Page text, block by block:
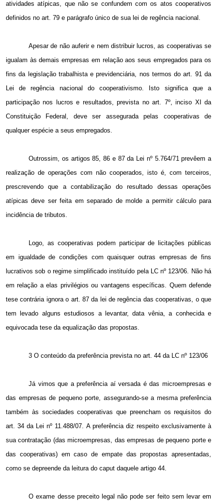
atividades atípicas, que não se confundem com os atos cooperativos
definidos no art. 79 e parágrafo único de sua lei de regência nacional.
Apesar de não auferir e nem distribuir lucros, as cooperativas se
igualam às demais empresas em relação aos seus empregados para os
fins da legislação trabalhista e previdenciária, nos termos do art. 91 da
Lei de regência nacional do cooperativismo. Isto significa que a
participação nos lucros e resultados, prevista no art. 7º, inciso XI da
Constituição Federal, deve ser assegurada pelas cooperativas de
qualquer espécie a seus empregados.
Outrossim, os artigos 85, 86 e 87 da Lei nº 5.764/71 prevêem a
realização de operações com não cooperados, isto é, com terceiros,
prescrevendo que a contabilização do resultado dessas operações
atípicas deve ser feita em separado de molde a permitir cálculo para
incidência de tributos.
Logo, as cooperativas podem participar de licitações públicas
em igualdade de condições com quaisquer outras empresas de fins
lucrativos sob o regime simplificado instituído pela LC nº 123/06. Não há
em relação a elas privilégios ou vantagens específicas. Quem defende
tese contrária ignora o art. 87 da lei de regência das cooperativas, o que
tem levado alguns estudiosos a levantar, data vênia, a conhecida e
equivocada tese da equalização das propostas.
3 O conteúdo da preferência prevista no art. 44 da LC nº 123/06
Já vimos que a preferência aí versada é das microempresas e
das empresas de pequeno porte, assegurando-se a mesma preferência
também às sociedades cooperativas que preencham os requisitos do
art. 34 da Lei nº 11.488/07. A preferência diz respeito exclusivamente à
sua contratação (das microempresas, das empresas de pequeno porte e
das cooperativas) em caso de empate das propostas apresentadas,
como se depreende da leitura do caput daquele artigo 44.
O exame desse preceito legal não pode ser feito sem levar em